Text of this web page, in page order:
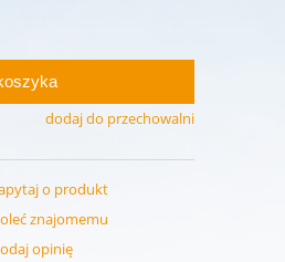
dodaj do przechowalni
o produkt
znajomemu
opinię